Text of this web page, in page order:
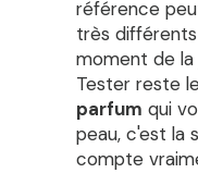
référence
très
moment de la
Tester reste
parfum qui
peau, c'est la
compte